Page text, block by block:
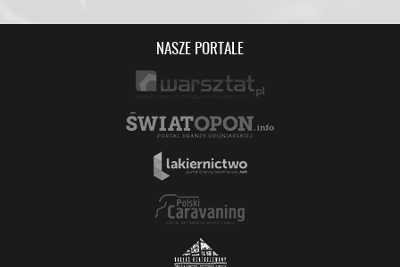
NASZE PORTALE